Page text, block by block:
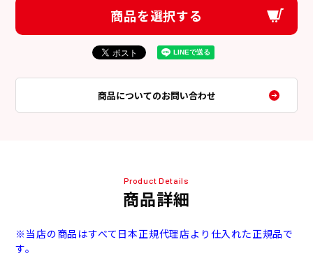
商品を選択する
商品についてのお問い合わせ
Product Details
商品詳細
※当店の商品はすべて日本正規代理店より仕入れた正規品で
す。